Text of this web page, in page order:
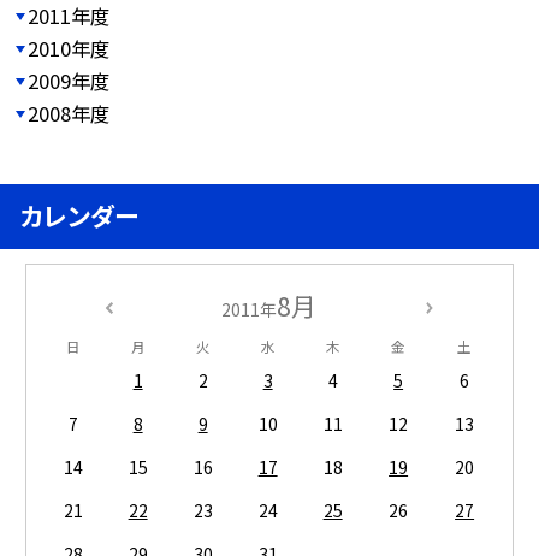
2011年度
2010年度
2009年度
2008年度
カレンダー
2011年8月
日 月 火 水 木 金 土
1 2 3 4 5
6
7
8 9 10 11 12
13
14
15 16 17 18 19
20
21
22 23 24 25 26
27